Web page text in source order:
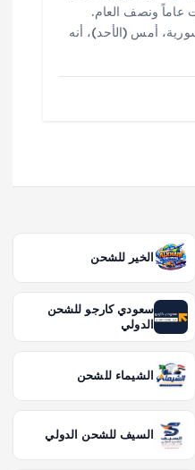
عاماً ونصف العام.
أمس (الأحد)، أنه
الخير للشحن
سعودي كارجو للشحن
الدولي
الشيماء للشحن
السيف للشحن الدولي